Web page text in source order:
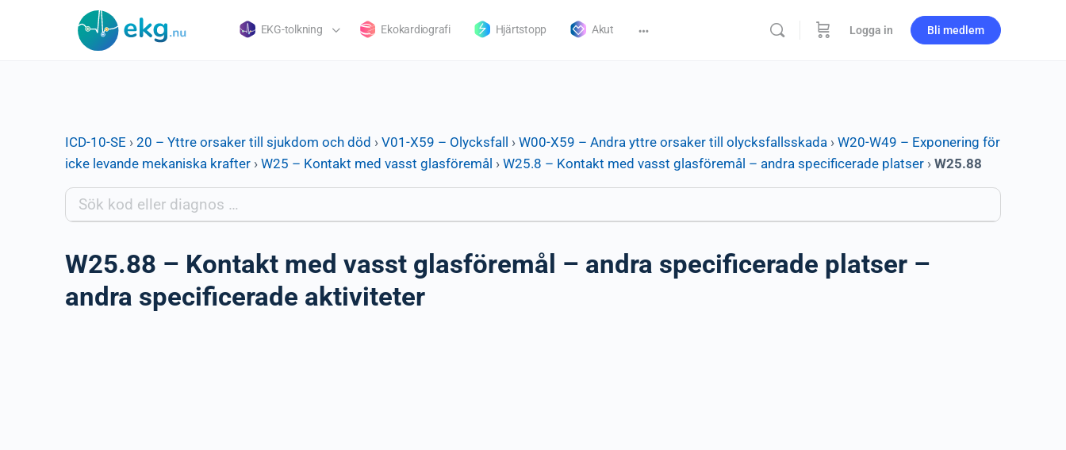
EKG-tolkning Ekokardiografi Hjärtstopp Akut Logga in Bli medlem
ICD-10-SE › 20 – Yttre orsaker till sjukdom och död › V01-X59 – Olycksfall › W00-X59 – Andra yttre orsaker till olycksfallsskada › W20-W49 – Exponering för
icke levande mekaniska krafter › W25 – Kontakt med vasst glasföremål › W25.8 – Kontakt med vasst glasföremål – andra specificerade platser › W25.88
W25.88 – Kontakt med vasst glasföremål – andra specificerade platser –
andra specificerade aktiviteter